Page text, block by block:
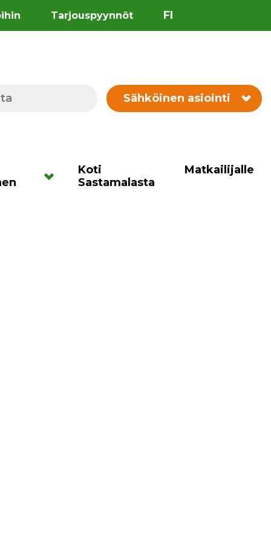
Tarjouspyynnöt FI
Sähköinen asiointi
Koti
Sastamalasta
Matkailijalle